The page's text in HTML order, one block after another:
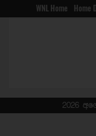
WNL Home Home
2026